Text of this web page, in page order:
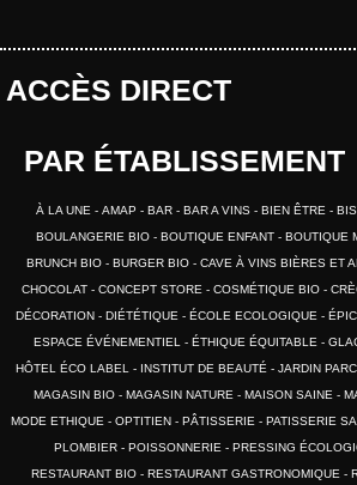
ACCÈS DIRECT
PAR ÉTABLISSEMENT
À LA UNE AMAP BAR BAR A VINS BIEN ÊTRE
BOULANGERIE BIO
BOUTIQUE ENFANT BOUTIQUE
BRUNCH BIO
BURGER BIO CAVE À VINS BIÈRES ET
CHOCOLAT
CONCEPT STORE COSMÉTIQUE BIO
DÉCORATION
DIÉTÉTIQUE ÉCOLE ECOLOGIQUE
ESPACE ÉVÉNEMENTIEL
ÉTHIQUE ÉQUITABLE
HÔTEL ÉCO LABEL
INSTITUT DE BEAUTÉ JARDIN PARC
MAGASIN BIO
MAGASIN NATURE MAISON SAINE
MODE ETHIQUE
OPTITIEN PÂTISSERIE PATISSERIE
PLOMBIER
POISSONNERIE PRESSING
RESTAURANT BIO
RESTAURANT GASTRONOMIQUE